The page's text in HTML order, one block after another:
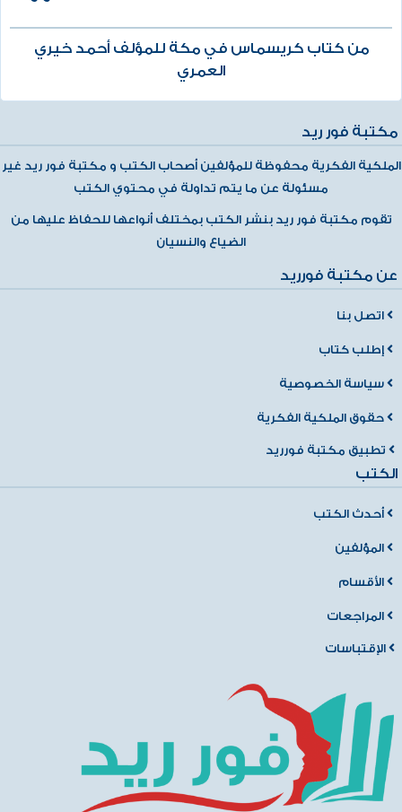
من كتاب كريسماس في مكة للمؤلف أحمد خيري
العمري
مكتبة فور ريد
الملكية الفكرية محفوظة للمؤلفين أصحاب الكتب و مكتبة فور ريد غير
مسئولة عن ما يتم تداولة في محتوي الكتب
تقوم مكتبة فور ريد بنشر الكتب بمختلف أنواعها للحفاظ عليها من
الضياع والنسيان
عن مكتبة فورريد
اتصل بنا
إطلب كتاب
سياسة الخصوصية
حقوق الملكية الفكرية
تطبيق مكتبة فورريد
الكتب
أحدث الكتب
المؤلفين
الأقسام
المراجعات
الإقتباسات